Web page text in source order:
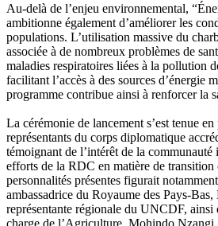
Au-delà de l’enjeu environnemental,
ambitionne également d’améliorer les
populations. L’utilisation massive du
associée à de nombreux problèmes de
maladies respiratoires liées à la pollution
facilitant l’accès à des sources d’énergie
programme contribue ainsi à renforcer la
La cérémonie de lancement s’est tenue
représentants du corps diplomatique
témoignant de l’intérêt de la
efforts de la RDC en matière de transition
personnalités présentes figurait
ambassadrice du Royaume des Pays-
représentante régionale du UNCDF, ainsi
charge de l’Agriculture, Mohindo Nzangi.